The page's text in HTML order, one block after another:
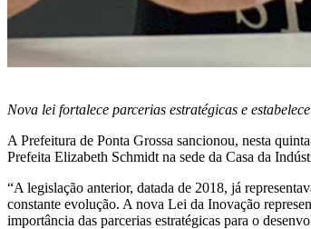
Nova lei fortalece parcerias estratégicas e
A Prefeitura de Ponta Grossa sancionou, nesta
Prefeita Elizabeth Schmidt na sede da Casa da
“A legislação anterior, datada de 2018, já
constante evolução. A nova Lei da Inovação
importância das parcerias estratégicas para o